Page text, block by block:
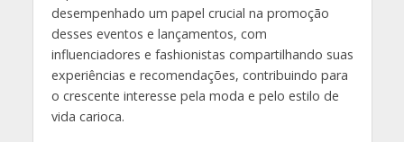
desempenhado um papel crucial na promoção
desses eventos e lançamentos, com
influenciadores e fashionistas compartilhando suas
experiências e recomendações, contribuindo para
o crescente interesse pela moda e pelo estilo de
vida carioca.